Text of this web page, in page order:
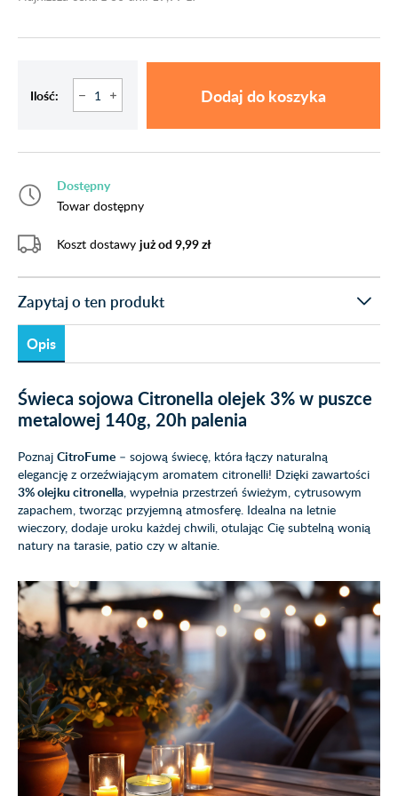
Ilość: Dodaj do koszyka
Dostępny
Towar dostępny
Koszt dostawy już od 9,99 zł
Zapytaj o ten produkt
Opis
Świeca sojowa Citronella olejek 3% w puszce
metalowej 140g, 20h palenia
Poznaj CitroFume – sojową świecę, która łączy naturalną
elegancję z orzeźwiającym aromatem citronelli! Dzięki zawartości
3% olejku citronella, wypełnia przestrzeń świeżym, cytrusowym
zapachem, tworząc przyjemną atmosferę. Idealna na letnie
wieczory, dodaje uroku każdej chwili, otulając Cię subtelną wonią
natury na tarasie, patio czy w altanie.